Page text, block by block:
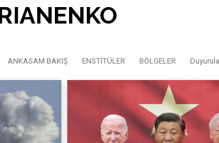
ANKASAM BAKIŞ ENSTİTÜLER BÖLGELER